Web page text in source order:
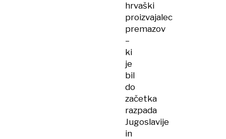
hrvaški
proizvajalec
premazov
–
ki
je
bil
do
začetka
razpada
Jugoslavije
in